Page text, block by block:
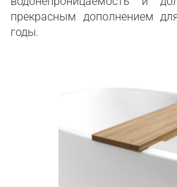
прекрасным дополнением
годы.